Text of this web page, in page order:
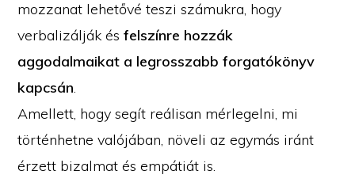
mozzanat lehetővé teszi számukra, hogy
verbalizálják ésfelszínre hozzák
aggodalmaikat a legrosszabb forgatókönyv
kapcsán.
Amellett, hogy segít reálisan mérlegelni, mi
történhetne valójában, növeli az egymás iránt
érzett bizalmat és empátiát is.